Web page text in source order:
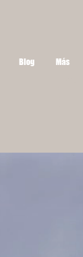
Blog Más